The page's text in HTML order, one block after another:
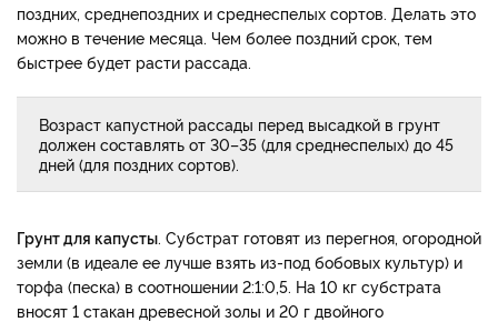
поздних, среднепоздних и среднеспелых сортов. Делать это
можно в течение месяца. Чем более поздний срок, тем
быстрее будет расти рассада.
Возраст капустной рассады перед высадкой в грунт
должен составлять от 30–35 (для среднеспелых) до 45
дней (для поздних сортов).
Грунт для капусты . Субстрат готовят из перегноя, огородной
земли (в идеале ее лучше взять из-под бобовых культур) и
торфа (песка) в соотношении 2:1:0,5. На 10 кг субстрата
вносят 1 стакан древесной золы и 20 г двойного